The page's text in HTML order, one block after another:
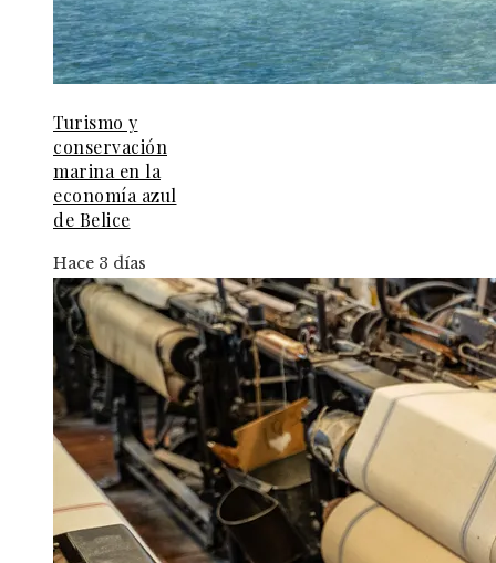
Turismo y
conservación
marina en la
economía azul
de Belice
Hace 3 días